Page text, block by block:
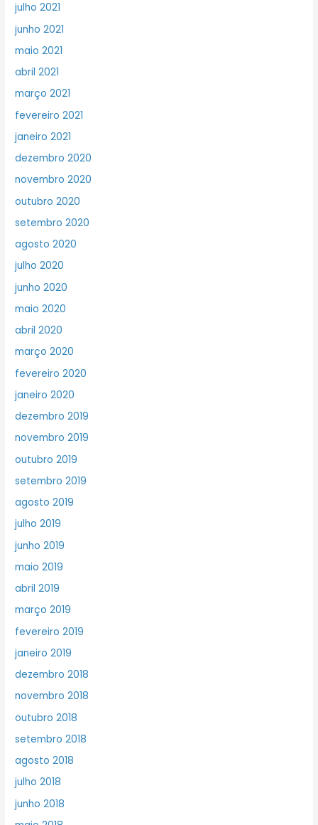
julho 2021
junho 2021
maio 2021
abril 2021
março 2021
fevereiro 2021
janeiro 2021
dezembro 2020
novembro 2020
outubro 2020
setembro 2020
agosto 2020
julho 2020
junho 2020
maio 2020
abril 2020
março 2020
fevereiro 2020
janeiro 2020
dezembro 2019
novembro 2019
outubro 2019
setembro 2019
agosto 2019
julho 2019
junho 2019
maio 2019
abril 2019
março 2019
fevereiro 2019
janeiro 2019
dezembro 2018
novembro 2018
outubro 2018
setembro 2018
agosto 2018
julho 2018
junho 2018